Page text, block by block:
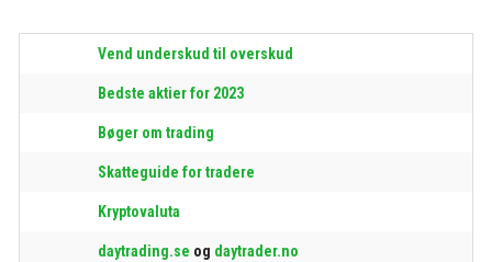
Vend underskud til overskud
Bedste aktier for 2023
Bøger om trading
Skatteguide for tradere
Kryptovaluta
daytrading.se og daytrader.no